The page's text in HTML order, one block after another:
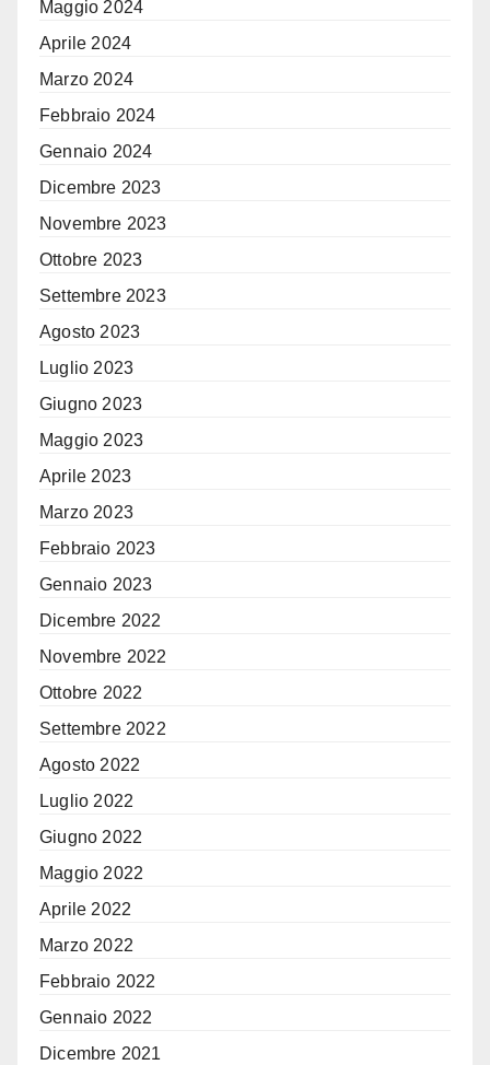
Maggio 2024
Aprile 2024
Marzo 2024
Febbraio 2024
Gennaio 2024
Dicembre 2023
Novembre 2023
Ottobre 2023
Settembre 2023
Agosto 2023
Luglio 2023
Giugno 2023
Maggio 2023
Aprile 2023
Marzo 2023
Febbraio 2023
Gennaio 2023
Dicembre 2022
Novembre 2022
Ottobre 2022
Settembre 2022
Agosto 2022
Luglio 2022
Giugno 2022
Maggio 2022
Aprile 2022
Marzo 2022
Febbraio 2022
Gennaio 2022
Dicembre 2021